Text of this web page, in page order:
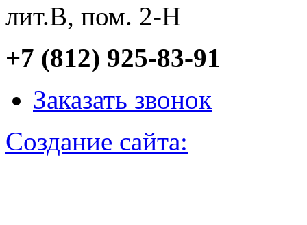
лит.В, пом. 2-Н
+7 (812) 925-83-91
Заказать звонок
Создание сайта: